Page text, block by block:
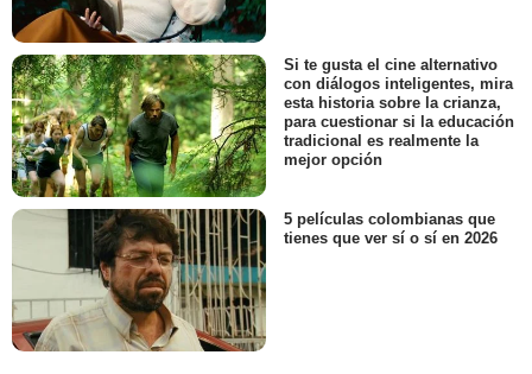
Si te gusta el cine alternativo
con diálogos inteligentes, mira
esta historia sobre la crianza,
para cuestionar si la educación
tradicional es realmente la
mejor opción
5 películas colombianas que
tienes que ver sí o sí en 2026